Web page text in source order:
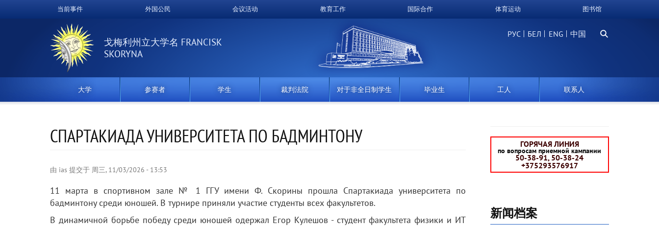
Верхнее
меню
当前事件 外国公民 会议活动 教育工作 国际合作 体育运动 图书馆
戈梅利州立大学名 FRANCISK
SKORYNA
РУС БЕЛ 中国
搜
大学 参赛者 学生 裁判法院 对于非全日制学生 毕业生 工人 联系人
СПАРТАКИАДА УНИВЕРСИТЕТА ПО БАДМИНТОНУ
由 ias 提交于 周三, 11/03/2026 - 13:53
11 марта в спортивном зале № 1 ГГУ имени Ф. Скорины прошла Спартакиада университета по
бадминтону среди юношей. В турнире приняли участие студенты всех факультетов.
В динамичной борьбе победу среди юношей одержал Егор Кулешов - студент факультета физики и ИТ
ГОРЯЧАЯ ЛИНИЯ
по вопросам приемной кампании
50-38-91, 50-38-24
+375293576917
新闻档案